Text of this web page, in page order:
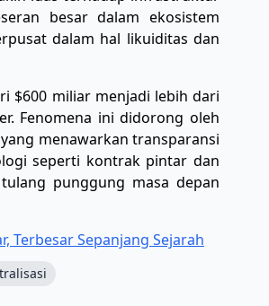
besar dalam ekosistem
dalam hal likuiditas dan
$600 miliar menjadi lebih dari
Fenomena ini didorong oleh
menawarkan transparansi
seperti kontrak pintar dan
punggung masa depan
Terbesar Sepanjang Sejarah